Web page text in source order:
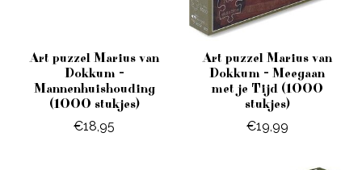
Art puzzel Marius van
Dokkum -
Mannenhuishouding
(1000 stukjes)
€18,95
Art puzzel Marius van
Dokkum - Meegaan
met je Tijd (1000
stukjes)
€19,99